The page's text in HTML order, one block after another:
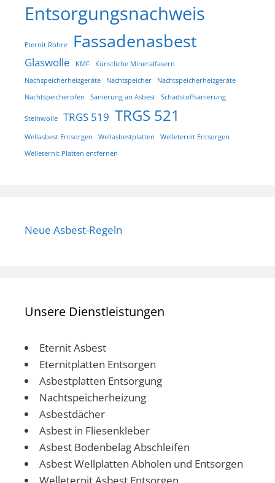
Entsorgungsnachweis
Eternit Rohre Fassadenasbest
Glaswolle KMF
Künstliche Mineralfasern
Nachspeicherheizgeräte
Nachtspeicher
Nachtspeicherheizgeräte
Nachtspeicherofen
Sanierung an Asbest Schadstoffsanierung
Steinwolle TRGS 519 TRGS 521
Wellasbest Entsorgen Wellasbestplatten
Welleternit Entsorgen
Welleternit Platten entfernen
Neue Asbest-Regeln
Unsere Dienstleistungen
Eternit Asbest
Eternitplatten Entsorgen
Asbestplatten Entsorgung
Nachtspeicherheizung
Asbestdächer
Asbest in Fliesenkleber
Asbest Bodenbelag Abschleifen
Asbest Wellplatten Abholen und Entsorgen
Welleternit Asbest Entsorgen